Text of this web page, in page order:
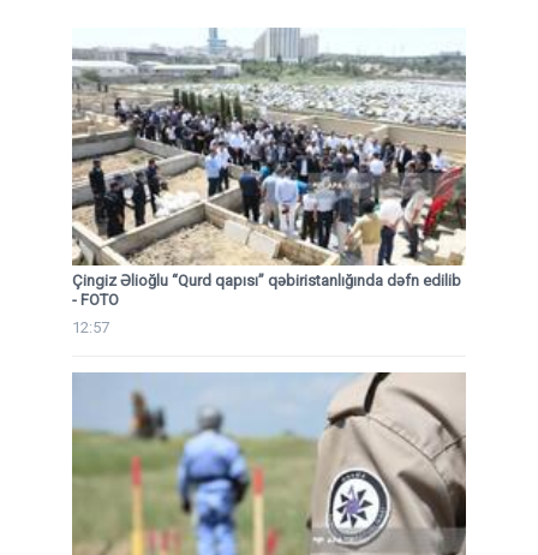
Çingiz Əlioğlu “Qurd qapısı” qəbiristanlığında dəfn edilib
- FOTO
12:57